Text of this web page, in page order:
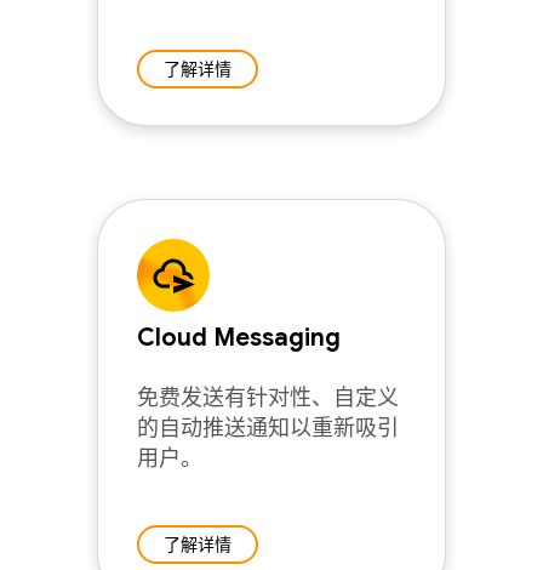
了解详情
Cloud Messaging
免费发送有针对性、自定义
的自动推送通知以重新吸引
用户。
了解详情